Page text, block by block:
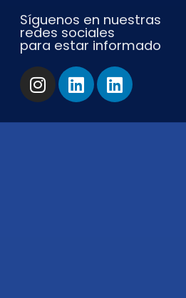
Síguenos en nuestras
redes sociales
para estar informado